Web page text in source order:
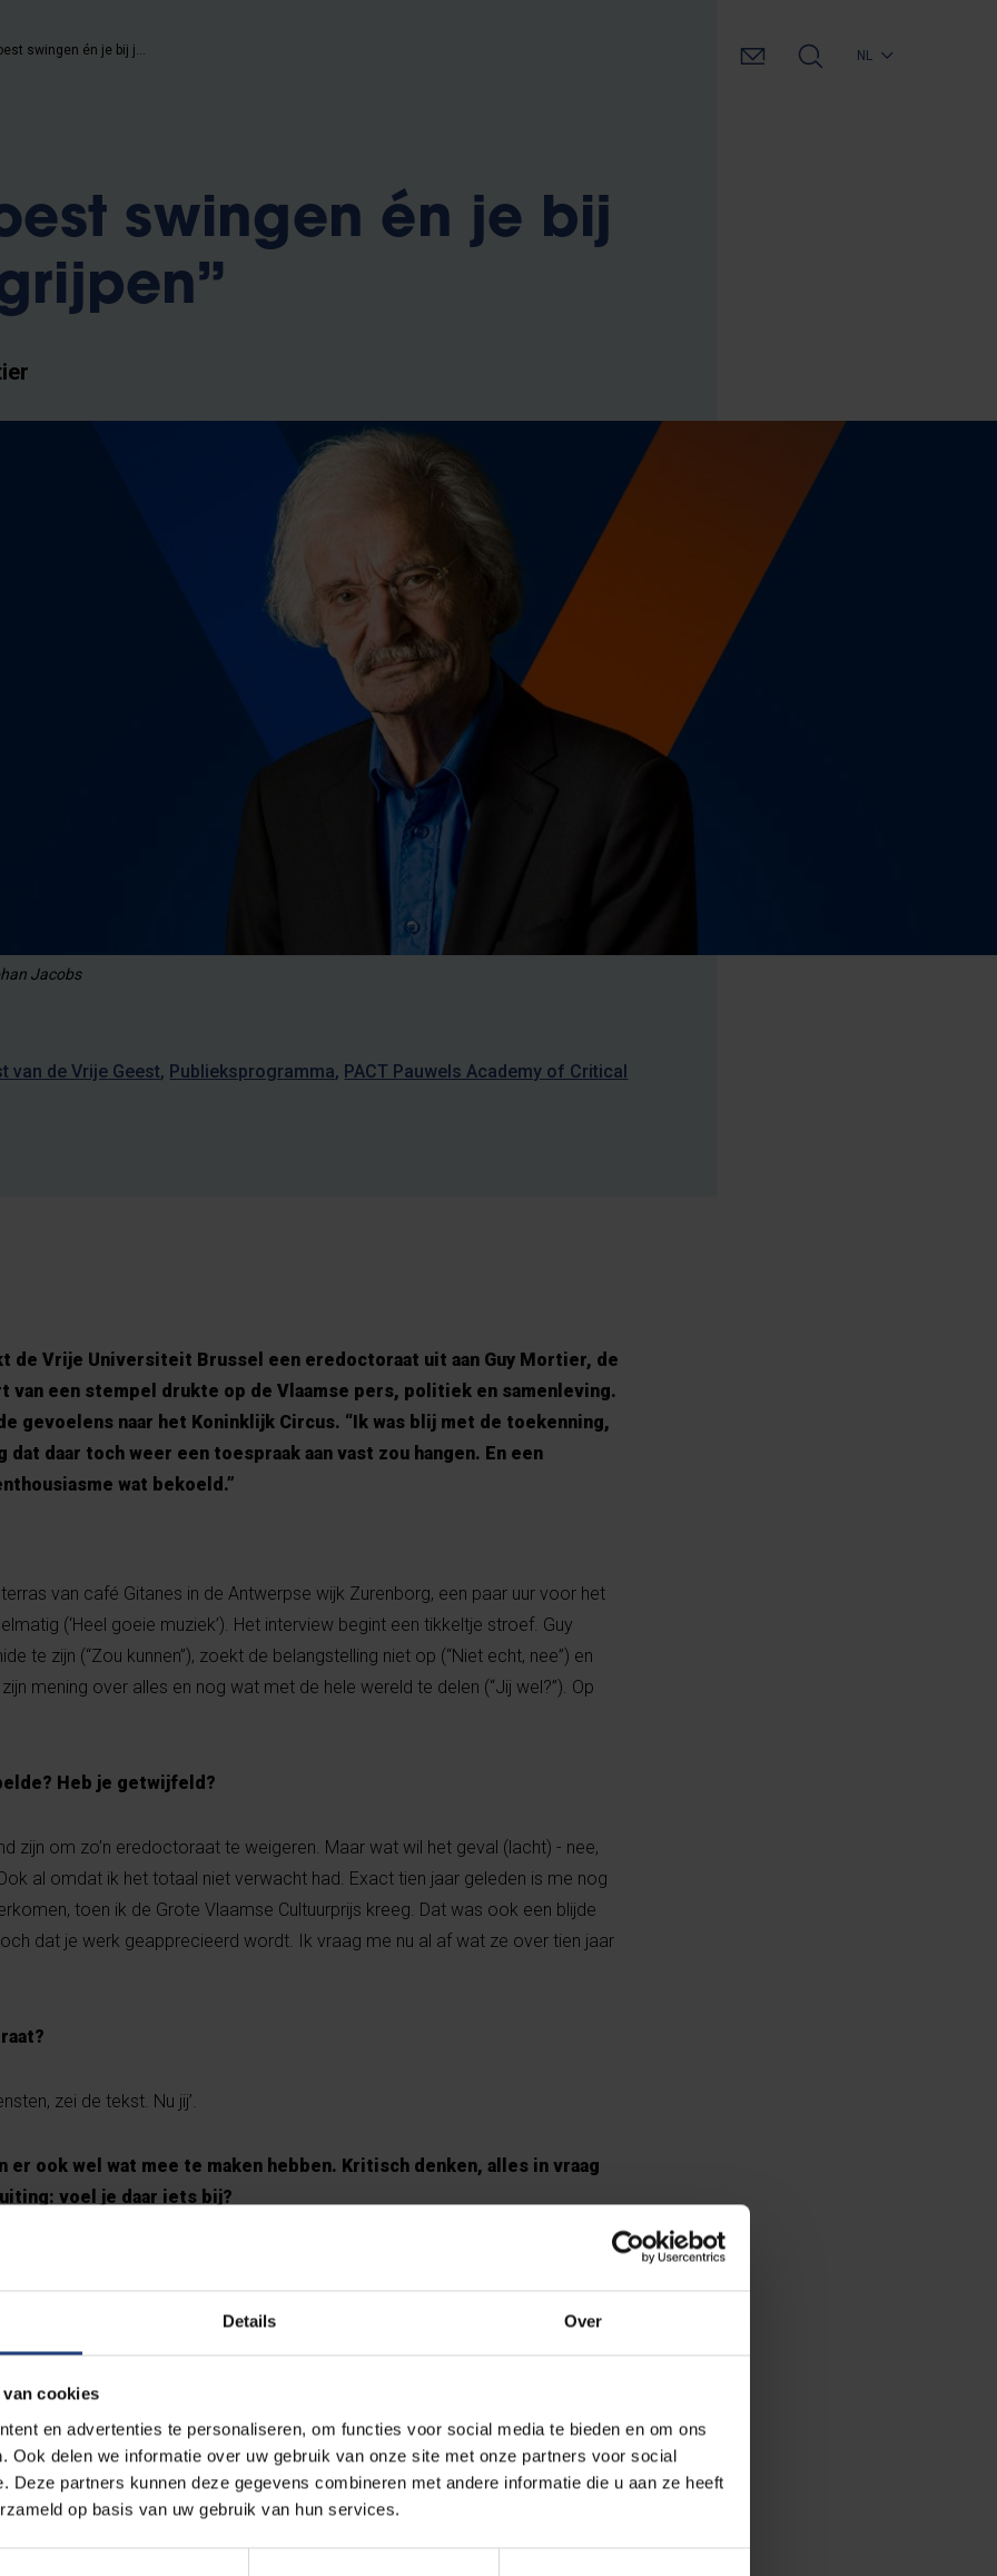
Details Over
van cookies
en advertenties te personaliseren, om functies voor social media te bieden en om ons
Ook delen we informatie over uw gebruik van onze site met onze partners voor social
Deze partners kunnen deze gegevens combineren met andere informatie die u aan ze heeft
op basis van uw gebruik van hun services.
NL
swingen én je bij
Jacobs
van de Vrije Geest Publieksprogramma PACT Pauwels Academy of Critical
de Vrije Universiteit Brussel een eredoctoraat uit aan Guy Mortier, de
van een stempel drukte op de Vlaamse pers, politiek en samenleving.
gevoelens naar het Koninklijk Circus. “Ik was blij met de toekenning,
dat daar toch weer een toespraak aan vast zou hangen. En een
wat bekoeld.”
van café Gitanes in de Antwerpse wijk Zurenborg, een paar uur voor het
(‘Heel goeie muziek’). Het interview begint een tikkeltje stroef. Guy
te zijn (“Zou kunnen”), zoekt de belangstelling niet op (“Niet echt, nee”) en
mening over alles en nog wat met de hele wereld te delen (“Jij wel?”). Op
Heb je getwijfeld?
zijn om zo’n eredoctoraat te weigeren. Maar wat wil het geval (lacht) - nee,
al omdat ik het totaal niet verwacht had. Exact tien jaar geleden is me nog
toen ik de Grote Vlaamse Cultuurprijs kreeg. Dat was ook een blijde
dat je werk geapprecieerd wordt. Ik vraag me nu al af wat ze over tien jaar
zei de tekst. Nu jij’.
er ook wel wat mee te maken hebben. Kritisch denken, alles in vraag
voel je daar iets bij?
Ik heb die wel nooit gekaderd in een levensbeschouwing, zoals het vrijzinnig
de Vrije Universiteit Brussel; ik heb het vanuit mijn opvoeding, neem ik aan, en
heb bijgeleerd. Voor Humo werken heeft dat alleen maar versneld en
de vroegmis, om zeven
dat was zwaar”
Hoe ben je van je geloof gevallen?